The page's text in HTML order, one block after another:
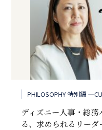
PHILOSOPHY 特別編
ディズニー人事・総
る、求められるリーダ